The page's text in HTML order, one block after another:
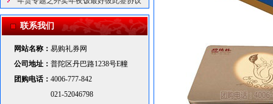
联系我们
网站名称：易购礼券网
公司地址：普陀区丹巴路1238号E幢
团购电话：4006-777-842
021-52046798